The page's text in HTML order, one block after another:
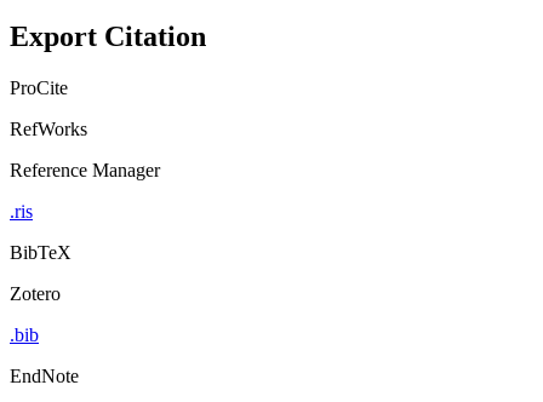
Export Citation